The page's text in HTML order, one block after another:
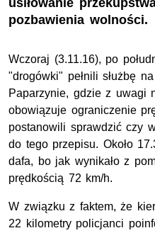
pozbawienia wolności.
Wczoraj (3.11.16), po
"drogówki" pełnili służbę
Paparzynie, gdzie z uwagi
obowiązuje ograniczenie
postanowili sprawdzić czy
do tego przepisu. Około
dafa, bo jak wynikało z
prędkością 72 km/h.
W związku z faktem, że
22 kilometry policjanci